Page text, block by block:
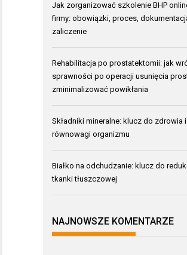
Jak zorganizować szkolenie BHP
firmy: obowiązki, proces,
zaliczenie
Rehabilitacja po prostatektomii: jak
sprawności po operacji usunięcia
zminimalizować powikłania
Składniki mineralne: klucz do zdrowia i
równowagi organizmu
Białko na odchudzanie: klucz do
tkanki tłuszczowej
NAJNOWSZE KOMENTARZE